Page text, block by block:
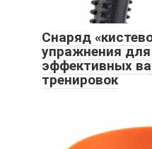
Снаряд
упражнения для
эффективных
тренировок